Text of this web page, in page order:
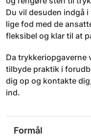
Du vil desuden indgå
lige fod med de
fleksibel og klar til at
Da trykkeriopgaverne
tilbyde praktik i
dig op og kontakte
ind.
Formål